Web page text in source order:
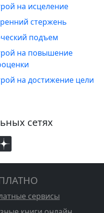
на исцеление
стержень
подъем
на повышение
на достижение цели
сетях
сервисы